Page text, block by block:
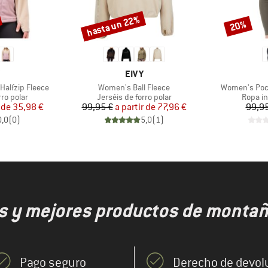
Fleece
polar
reducido
35,98 €
(0)
MARCA
EIVY
Artículo
Women's Ball Fleece
Product group
Jerséis de forro polar
Precio
99,95 € Precio reducido
a partir de 77,96 €
5,0( 1)
Descuento
hasta un 22%
Artículo
Women's
Ropa
Descuento
20%
y mejores productos de
Pago seguro
Derecho de